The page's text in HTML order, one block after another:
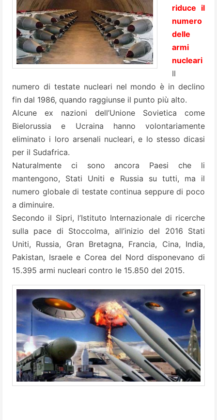
riduce il
numero
delle
armi
nucleari
Il
numero di testate nucleari nel mondo è in declino
fin dal 1986, quando raggiunse il punto più alto.
Alcune ex nazioni dell’Unione Sovietica come
Bielorussia e Ucraina hanno volontariamente
eliminato i loro arsenali nucleari, e lo stesso dicasi
per il Sudafrica.
Naturalmente ci sono ancora Paesi che li
mantengono, Stati Uniti e Russia su tutti, ma il
numero globale di testate continua seppure di poco
a diminuire.
Secondo il Sipri, l’Istituto Internazionale di ricerche
sulla pace di Stoccolma, all’inizio del 2016 Stati
Uniti, Russia, Gran Bretagna, Francia, Cina, India,
Pakistan, Israele e Corea del Nord disponevano di
15.395 armi nucleari contro le 15.850 del 2015.